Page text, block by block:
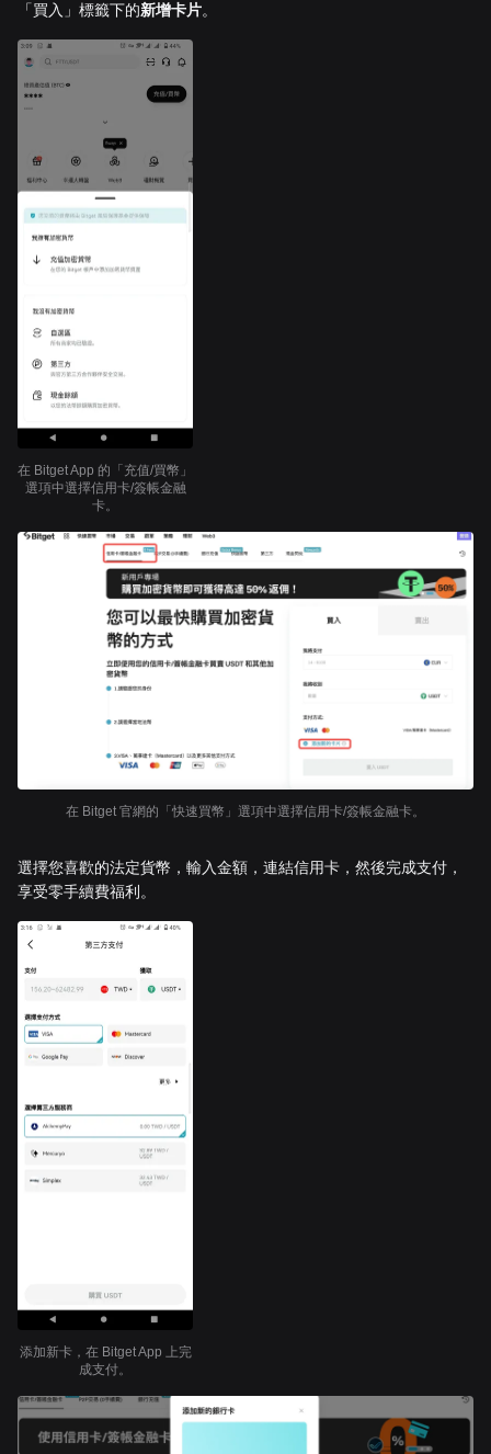
「買入」標籤下的新增卡片。
在 Bitget App 的「充值/買幣」
選項中選擇信用卡/簽帳金融
卡。
在 Bitget 官網的「快速買幣」選項中選擇信用卡/簽帳金融卡。
選擇您喜歡的法定貨幣，輸入金額，連結信用卡，然後完成支付，
享受零手續費福利。
添加新卡，在 Bitget App 上完
成支付。